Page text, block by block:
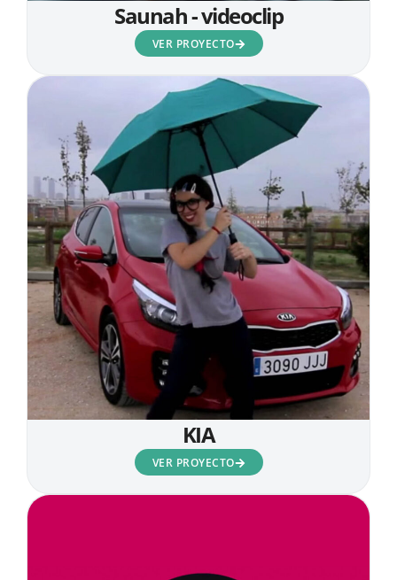
Saunah - videoclip
VER PROYECTO
KIA
VER PROYECTO